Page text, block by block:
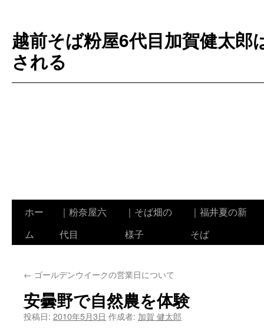
越前そば粉屋6代目加賀健太郎
される
ン
ツ
へ
ホー
ム
｜粉奈屋六
代目
｜そば畑の
様子
｜福井夏の新
そば
← ゴールデンウイークの営業日について
安曇野で自然農を体験
投稿日: 2010年5月3日 作成者: 加賀 健太郎